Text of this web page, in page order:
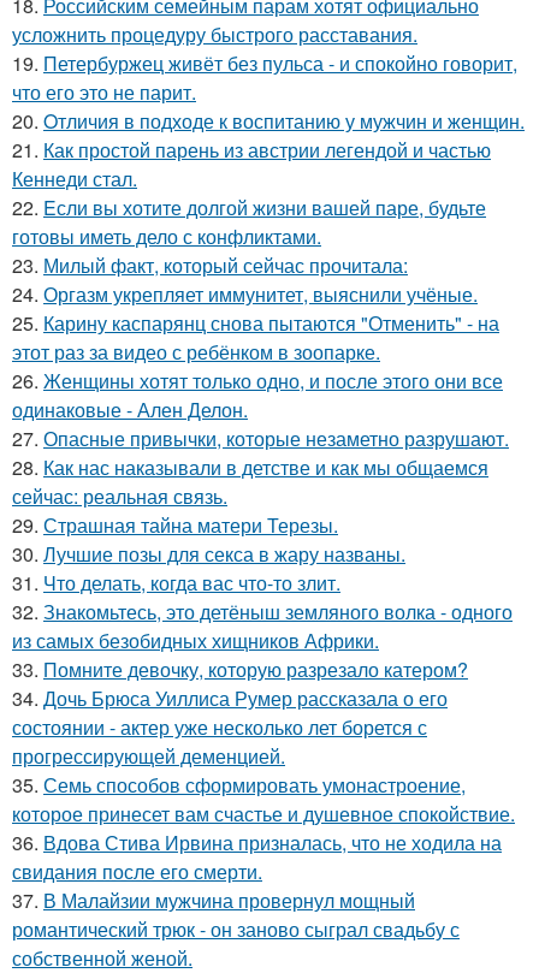
усложнить процедуру быстрого расставания.
19. Петербуржец живёт без пульса - и спокойно говорит,
что его это не парит.
20. Oтличия в подходе к воспитанию у мужчин и женщин.
21. Как простой парень из австрии легендой и частью
Кеннеди стал.
22. Eсли вы хотите долгой жизни вашей паре, будьте
готовы иметь дело с конфликтами.
23. Милый факт, который сейчас прочитала:
24. Оргазм укрепляет иммунитет, выяснили учёные.
25. Карину каспарянц снова пытаются "Отменить" - на
этот раз за видео с ребёнком в зоопарке.
26. Женщины хотят только одно, и после этого они все
одинаковые - Ален Делон.
27. Опасные привычки, которые незаметно разрушают.
28. Как нас наказывали в детстве и как мы общаемся
сейчас: реальная связь.
29. Страшная тайна матери Терезы.
30. Лучшие позы для секса в жару названы.
31. Что делать, когда вас что-то злит.
32. Знакомьтесь, это детёныш земляного волка - одного
из самых безобидных хищников Африки.
33. Помните девочку, которую разрезало катером?
34. Дочь Брюса Уиллиса Румер рассказала о его
состоянии - актер уже несколько лет борется с
прогрессирующей деменцией.
35. Семь способов сформировать умонастроение,
которое принесет вам счастье и душевное спокойствие.
36. Вдова Стива Ирвина призналась, что не ходила на
свидания после его смерти.
37. В Малайзии мужчина провернул мощный
романтический трюк - он заново сыграл свадьбу с
собственной женой.